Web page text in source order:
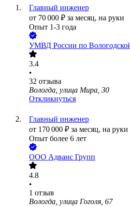
Главный инженер
от 70 000 ₽ за месяц, на руки
Опыт 1-3 года
УМВД России по
3.4
•
32 отзыва
Вологда, улица Мира, 30
Откликнуться
Главный инженер
от 170 000 ₽ за месяц, на руки
Опыт более 6 лет
ООО Адванс Групп
4.8
•
1 отзыв
Вологда, улица Гоголя, 67